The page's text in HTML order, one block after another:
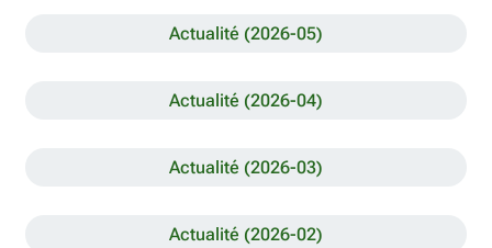
Actualité (2026-05)
Actualité (2026-04)
Actualité (2026-03)
Actualité (2026-02)